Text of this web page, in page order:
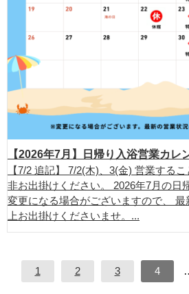
【2026年7月】日帰り入浴営業カレ
【7/2 追記】 7/2(木)、3(金) 営業する
非お出掛けください。 2026年7月の日
変更になる場合がございますので、
上お出掛けくださいませ。...
1 2 3 4